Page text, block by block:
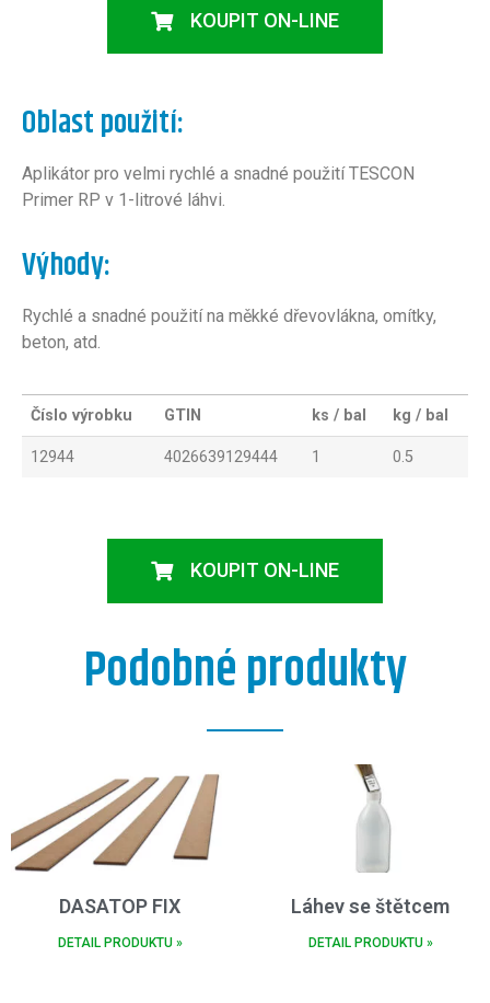
KOUPIT ON-LINE
Oblast použití:
Aplikátor pro velmi rychlé a snadné použití TESCON
Primer RP v 1-litrové láhvi.
Výhody:
Rychlé a snadné použití na měkké dřevovlákna, omítky,
beton, atd.
Číslo výrobku GTIN ks / bal kg / bal
12944 4026639129444 1 0.5
KOUPIT ON-LINE
Podobné produkty
DASATOP FIX
DETAIL PRODUKTU »
Láhev se štětcem
DETAIL PRODUKTU »